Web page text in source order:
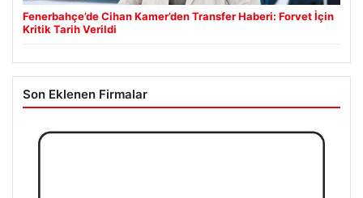
Fenerbahçe’de Cihan Kamer’den Transfer Haberi: Forvet İçin
Kritik Tarih Verildi
Son Eklenen Firmalar